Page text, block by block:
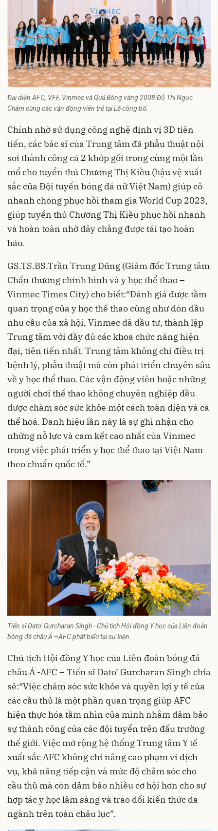
Đại diện AFC, VFF, Vinmec và Quả Bóng vàng 2008 Đỗ Thị Ngọc
Châm cùng các vận động viên trẻ tại Lễ công bố.
Chính nhờ sử dụng công nghệ định vị 3D tiên
tiến, các bác sĩ của Trung tâm đã phẫu thuật nội
soi thành công cả 2 khớp gối trong cùng một lần
mổ cho tuyển thủ Chương Thị Kiều (hậu vệ xuất
sắc của Đội tuyển bóng đá nữ Việt Nam) giúp cô
nhanh chóng phục hồi tham gia World Cup 2023,
giúp tuyển thủ Chương Thị Kiều phục hồi nhanh
và hoàn toàn nhờ dây chằng được tái tạo hoàn
hảo.
GS.TS.BS.Trần Trung Dũng (Giám đốc Trung tâm
Chấn thương chỉnh hình và y học thể thao –
Vinmec Times City) cho biết:“Đánh giá được tầm
quan trọng của y họcthể thao cũng như đón đầu
nhu cầu của xã hội, Vinmec đã đầu tư, thành lập
Trung tâm với đầy đủ các khoa chức năng hiện
đại, tiên tiến nhất. Trung tâm không chỉ điều trị
bệnh lý, phẫu thuật mà còn phát triển chuyên sâu
về y học thể thao. Các vận động viên hoặc những
người chơi thể thao không chuyên nghiệp đều
được chăm sóc sức khỏe một cách toàn diện và cá
thể hoá. Danh hiệu lần này là sự ghi nhận cho
những nỗ lực và cam kết cao nhất của Vinmec
trong việc phát triển y học thể thao tại Việt Nam
theo chuẩn quốc tế.”
Tiến sĩ Dato’ Gurcharan Singh - Chủ tịch Hội đồng Y học của Liên đoàn
bóng đá châu Á –AFC phát biểu tại sự kiện.
Chủ tịch Hội đồng Y học của Liên đoàn bóng đá
châu Á -AFC – Tiến sĩ Dato’ Gurcharan Singh chia
sẻ:“Việc chăm sóc sức khỏe và quyền lợi y tế của
các cầu thủ là một phần quan trọng giúp AFC
hiện thực hóa tầm nhìn của mình nhằm đảm bảo
sự thành công của các đội tuyển trên đấu trường
thế giới. Việc mở rộng hệ thống Trung tâm Y tế
xuất sắc AFC không chỉ nâng cao phạm vi dịch
vụ, khả năng tiếp cận và mức độ chăm sóc cho
cầu thủ mà còn đảm bảo nhiều cơ hội hơn cho sự
hợp tác y học lâm sàng và trao đổi kiến thức đa
ngành trên toàn châu lục”.